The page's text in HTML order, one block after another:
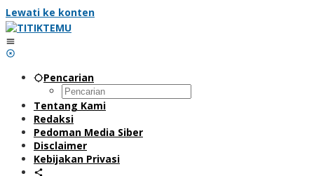
Lewati ke konten
Pencarian
Tentang Kami
Redaksi
Pedoman Media Siber
Disclaimer
Kebijakan Privasi